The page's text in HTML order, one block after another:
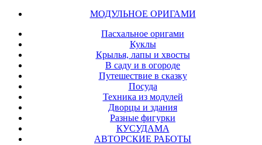
МОДУЛЬНОЕ ОРИГАМИ
Пасхальное оригами
Куклы
Крылья, лапы и хвосты
В саду и в огороде
Путешествие в сказку
Посуда
Техника из модулей
Дворцы и здания
Разные фигурки
КУСУДАМА
АВТОРСКИЕ РАБОТЫ